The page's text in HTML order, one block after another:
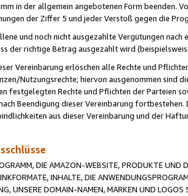
in der allgemein angebotenen Form beenden.
der Ziffer 5 und jeder Verstoß gegen die
und noch nicht ausgezahlte Vergütungen
der richtige Betrag ausgezahlt wird
Vereinbarung erlöschen alle Rechte und
Nutzungsrechte; hiervon ausgenommen sind
festgelegten Rechte und Pflichten der Parteien
Beendigung dieser Vereinbarung
aus dieser Vereinbarung und der
DIE AMAZON-WEBSITE, PRODUKTE UND
INHALTE, DIE
UNSERE DOMAIN-NAMEN, MARKEN UND